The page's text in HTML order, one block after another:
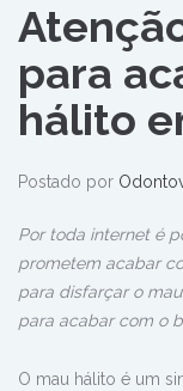
para
hálito
Postado por
Por toda internet é
prometem acabar
para disfarçar o
para acabar com o
O mau hálito é um